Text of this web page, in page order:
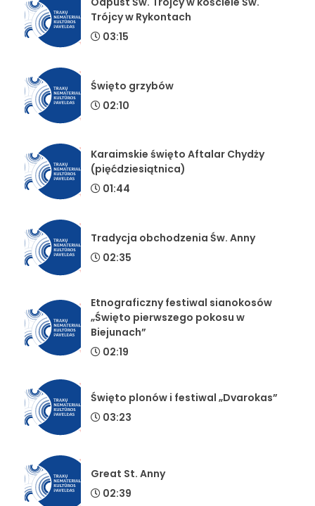
Trójcy w Rykontach
03:15
Święto grzybów
02:10
Karaimskie święto Aftalar Chydży
(pięćdziesiątnica)
01:44
Tradycja obchodzenia Św. Anny
02:35
Etnograficzny festiwal sianokosów
„Święto pierwszego pokosu w
Biejunach”
02:19
Święto plonów i festiwal „Dvarokas”
03:23
Great St. Anny
02:39